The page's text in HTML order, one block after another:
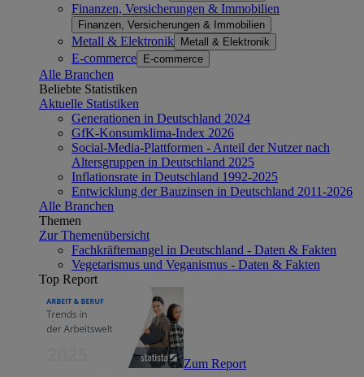
Finanzen, Versicherungen & Immobilien
Finanzen, Versicherungen & Immobilien
Metall & Elektronik Metall & Elektronik
E-commerce E-commerce
Alle Branchen
Beliebte Statistiken
Aktuelle Statistiken
Generationen in Deutschland 2024
GfK-Konsumklima-Index 2026
Social-Media-Plattformen - Anteil der Nutzer nach
Altersgruppen in Deutschland 2025
Inflationsrate in Deutschland 1992-2025
Entwicklung der Bauzinsen in Deutschland 2011-2026
Alle Branchen
Themen
Zur Themenübersicht
Fachkräftemangel in Deutschland - Daten & Fakten
Vegetarismus und Veganismus - Daten & Fakten
Top Report
Zum Report